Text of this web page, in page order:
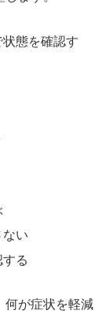
態を確認す
い
る
何が症状を軽減